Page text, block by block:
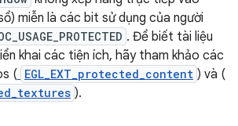
miễn là các bit sử dụng của người
. Để biết tài liệu
khai các tiện ích, hãy tham khảo các
( EGL_EXT_protected_content ) và (
).